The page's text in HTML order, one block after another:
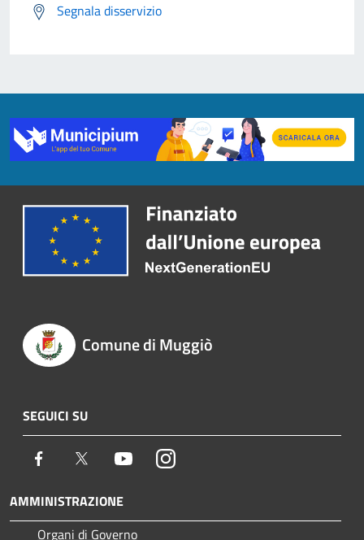
Segnala disservizio
Comune di Muggiò
SEGUICI SU
Facebook Twitter YoutubeInstagram
AMMINISTRAZIONE
Organi di Governo